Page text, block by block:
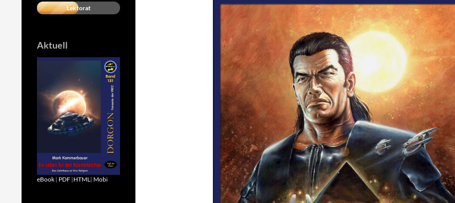
Lektorat
Aktuell
eBook | PDF |HTML | Mobi